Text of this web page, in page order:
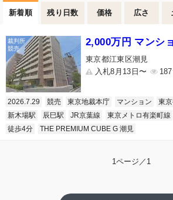
新着順 残り日数 価格 広さ
2,000万円 マンシ
東京都江東区潮見
入札8月13日〜
187
2026.7.29 競売 東京地裁本庁 マンション 東
新木場駅
辰巳駅 JR京葉線 東京メトロ有楽町線
徒歩4分
THE PREMIUM CUBE G 潮見
1ページ／1